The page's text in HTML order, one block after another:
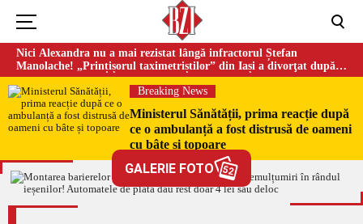
Nici Alexandra nu a mai rezistat lângă infractorul Ștefan
Manolache! „Prințișorul taximetriștilor” din Iași a divorţat după
doi ani de căsnicie
Breaking News
Ministerul Sănătății, prima reacție după
ce o ambulanță a fost distrusă de oameni
cu bâte și topoare
GALERIE FOTO 52